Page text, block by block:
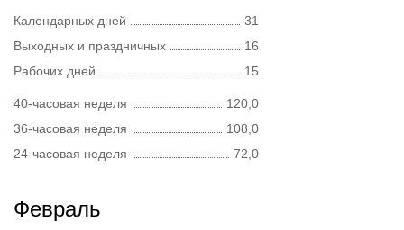
Календарных дней
31
Выходных и праздничных
16
Рабочих дней
15
40-часовая неделя
120,0
36-часовая неделя
108,0
24-часовая неделя
72,0
Февраль